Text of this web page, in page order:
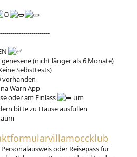
(nicht länger als 6 Monate)
Selbsttests)
vorhanden
Warn App
oder am Einlass
um
bitte zu Hause ausfüllen
oder Reisepass für